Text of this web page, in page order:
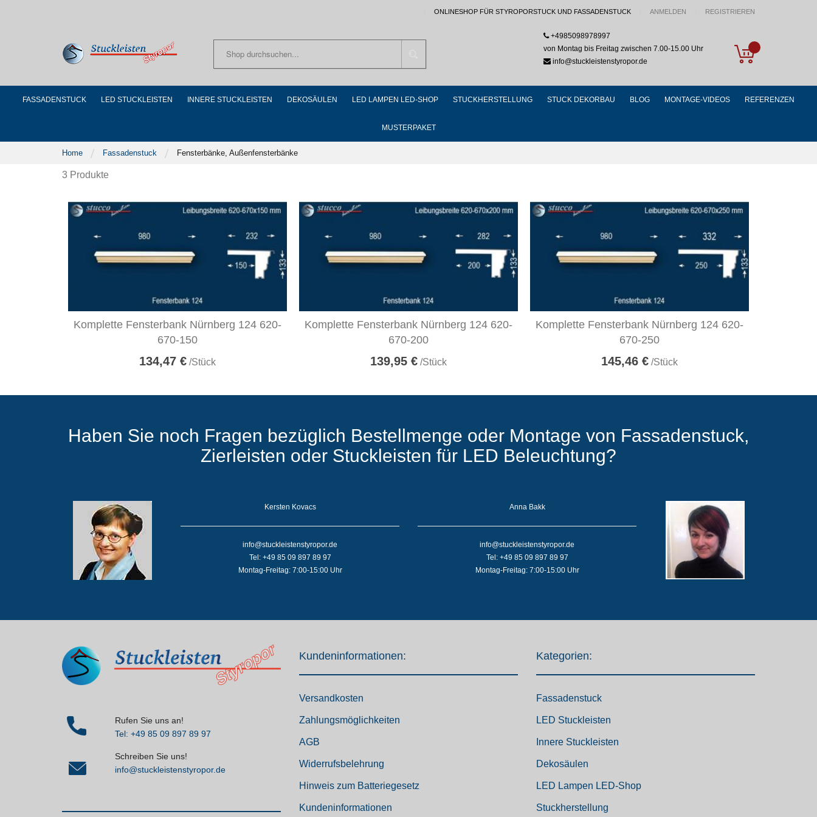
ONLINESHOP FÜR STYROPORSTUCK UND FASSADENSTUCK ANMELDEN REGISTRIEREN
My Cart
+4985098978997
von Montag bis Freitag zwischen 7.00-15.00 Uhr
info@stuckleistenstyropor.de
FASSADENSTUCK LED STUCKLEISTEN INNERE STUCKLEISTEN DEKOSÄULEN LED LAMPEN LED-SHOP STUCKHERSTELLUNG STUCK DEKORBAU BLOG MONTAGE-VIDEOS REFERENZEN
MUSTERPAKET
Home Fassadenstuck Fensterbänke, Außenfensterbänke
3 Produkte
Komplette Fensterbank Nürnberg 124 620-
670-150
134,47 € /Stück
Komplette Fensterbank Nürnberg 124 620-
670-200
139,95 € /Stück
Komplette Fensterbank Nürnberg 124 620-
670-250
145,46 € /Stück
Haben Sie noch Fragen bezüglich Bestellmenge oder Montage von Fassadenstuck,
Zierleisten oder Stuckleisten für LED Beleuchtung?
Kersten Kovacs
info@stuckleistenstyropor.de
Tel: +49 85 09 897 89 97
Montag-Freitag: 7:00-15:00 Uhr
Anna Bakk
info@stuckleistenstyropor.de
Tel: +49 85 09 897 89 97
Montag-Freitag: 7:00-15:00 Uhr
Rufen Sie uns an!
Tel: +49 85 09 897 89 97
Schreiben Sie uns!
info@stuckleistenstyropor.de
Kundeninformationen:
Versandkosten
Zahlungsmöglichkeiten
AGB
Widerrufsbelehrung
Hinweis zum Batteriegesetz
Kundeninformationen
Kategorien:
Fassadenstuck
LED Stuckleisten
Innere Stuckleisten
Dekosäulen
LED Lampen LED-Shop
Stuckherstellung